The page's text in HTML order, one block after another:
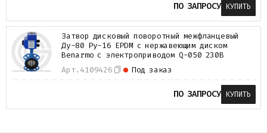
ПО ЗАПРОСУ КУПИТЬ
Арт. 4109426 Под заказ
Затвор дисковый поворотный межфланцевый
Ду-80 Ру-16 EPDM с нержавеющим диском
Benarmo с электроприводом Q-050 230В
ПО ЗАПРОСУ КУПИТЬ